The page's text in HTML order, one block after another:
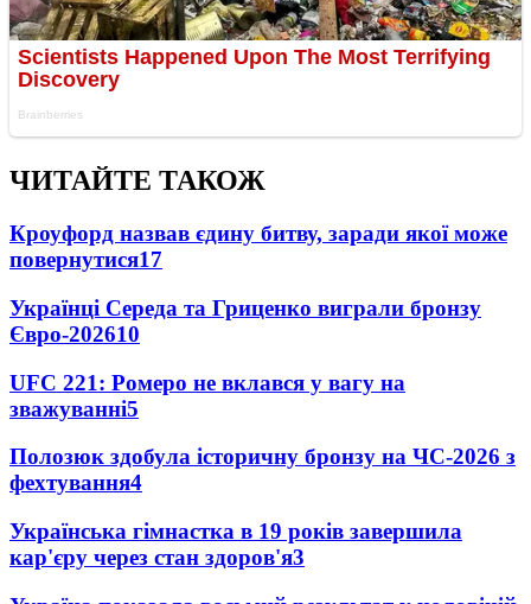
ЧИТАЙТЕ ТАКОЖ
Кроуфорд назвав єдину битву, заради якої може
повернутися17
Українці Середа та Гриценко виграли бронзу
Євро-202610
UFC 221: Ромеро не вклався у вагу на
зважуванні5
Полозюк здобула історичну бронзу на ЧС-2026 з
фехтування4
Українська гімнастка в 19 років завершила
кар'єру через стан здоров'я3